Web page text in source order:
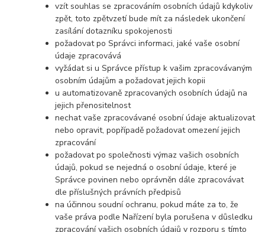
vzít souhlas se zpracováním osobních údajů kdykoliv
zpět, toto zpětvzetí bude mít za následek ukončení
zasílání dotazníku spokojenosti
požadovat po Správci informaci, jaké vaše osobní
údaje zpracovává
vyžádat si u Správce přístup k vašim zpracovávaným
osobním údajům a požadovat jejich kopii
u automatizovaně zpracovaných osobních údajů na
jejich přenositelnost
nechat vaše zpracovávané osobní údaje aktualizovat
nebo opravit, popřípadě požadovat omezení jejich
zpracování
požadovat po společnosti výmaz vašich osobních
údajů, pokud se nejedná o osobní údaje, které je
Správce povinen nebo oprávněn dále zpracovávat
dle příslušných právních předpisů
na účinnou soudní ochranu, pokud máte za to, že
vaše práva podle Nařízení byla porušena v důsledku
zpracování vašich osobních údajů v rozporu s tímto